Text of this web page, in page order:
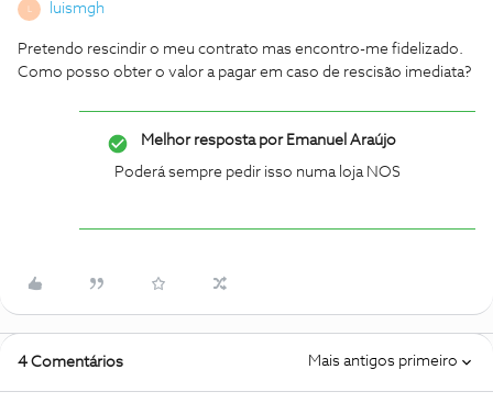
luismgh
Pretendo rescindir o meu contrato mas encontro-me fidelizado.
Como posso obter o valor a pagar em caso de rescisão imediata?
Melhor resposta porEmanuel Araújo
Poderá sempre pedir isso numa loja NOS
4 Comentários Mais antigos primeiro